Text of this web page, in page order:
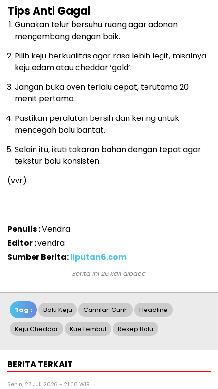
Tips Anti Gagal
Gunakan telur bersuhu ruang agar adonan
mengembang dengan baik.
Pilih keju berkualitas agar rasa lebih legit, misalnya
keju edam atau cheddar ‘gold’.
Jangan buka oven terlalu cepat, terutama 20
menit pertama.
Pastikan peralatan bersih dan kering untuk
mencegah bolu bantat.
Selain itu, ikuti takaran bahan dengan tepat agar
tekstur bolu konsisten.
(vvr)
Penulis :Vendra
Editor :vendra
Sumber Berita:liputan6.com
Berita ini 26 kali dibaca
Tag : Bolu Keju Camilan Gurih Headline
Keju Cheddar Kue Lembut Resep Bolu
BERITA TERKAIT
Senin, 27 Juli 2026 - 21:00 WIB